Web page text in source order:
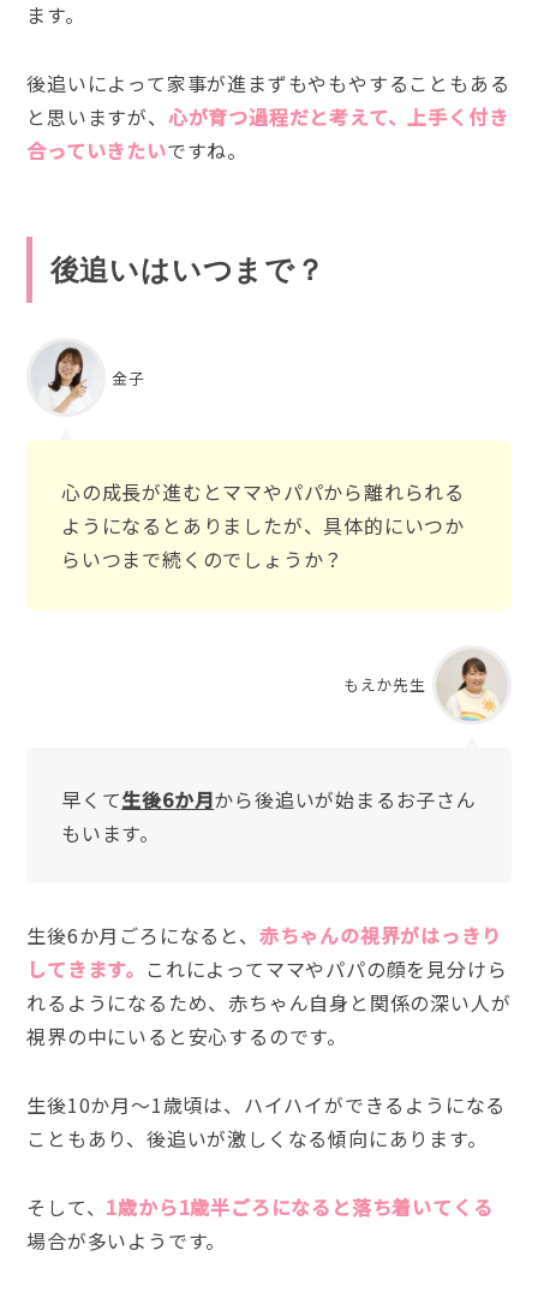
ます。
後追いによって家事が進まずもやもやすることもある
と思いますが、 心が育つ過程だと考えて、上手く付き
合っていきたいですね。
後追いはいつまで？
金子
心の成長が進むとママやパパから離れられる
ようになるとありましたが、具体的にいつか
らいつまで続くのでしょうか？
もえか先生
早くて生後6か月から後追いが始まるお子さん
もいます。
生後6か月ごろになると、 赤ちゃんの視界がはっきり
してきます。 これによってママやパパの顔を見分けら
れるようになるため、赤ちゃん自身と関係の深い人が
視界の中にいると安心するのです。
生後10か月～1歳頃は、ハイハイができるようになる
こともあり、後追いが激しくなる傾向にあります。
そして、 1歳から1歳半ごろになると落ち着いてくる
場合が多いようです。